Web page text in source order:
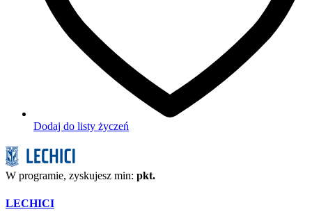
Dodaj do listy życzeń
W programie, zyskujesz min: pkt.
LECHICI